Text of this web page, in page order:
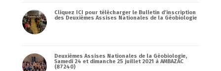
Cliquez ICI pour télécharger le Bulletin d’inscription
des Deuxièmes Assises Nationales de la Géobiologie
Deuxièmes Assises Nationales de la Géobiologie,
Samedi 24 et dimanche 25 juillet 2021 à AMBAZAC
(87240)